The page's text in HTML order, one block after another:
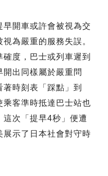
開車或許會被視為交
為嚴重的服務失誤。
度，巴士或列車遲到
出同樣屬於嚴重問
時刻表「踩點」到
客準時抵達巴士站也
次「提早4秒」便遭
展示了日本社會對守時